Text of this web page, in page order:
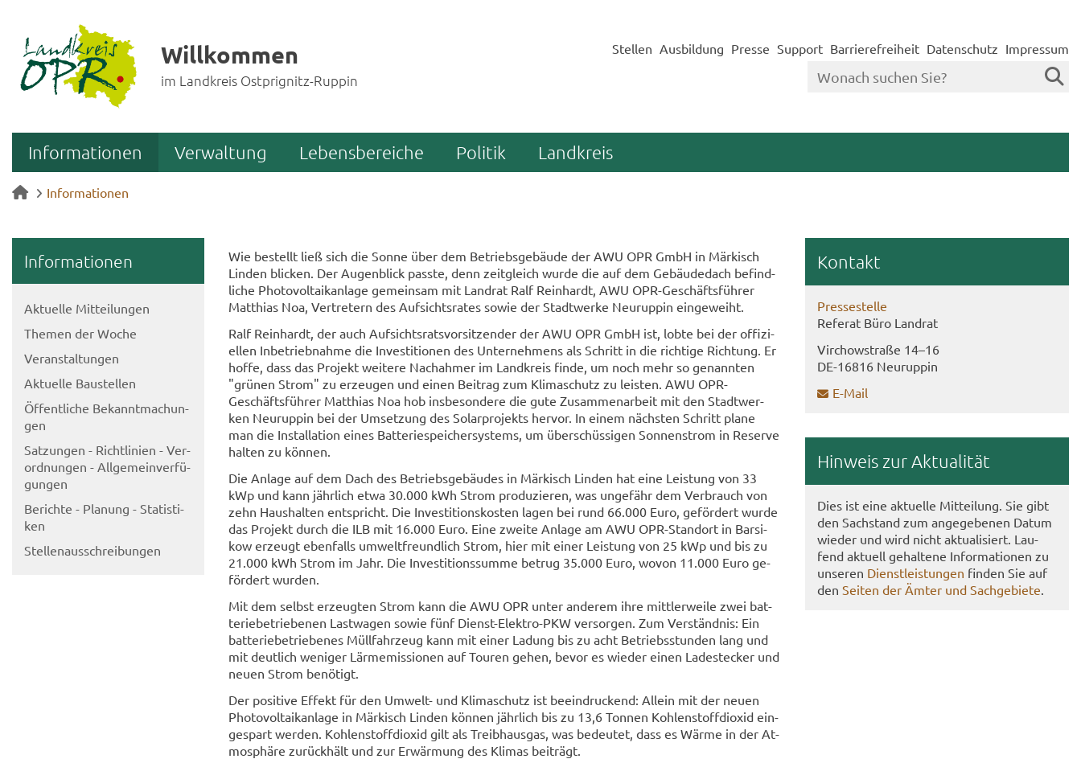
Willkommen
im Landkreis Ostprignitz-Ruppin
Stellen Ausbildung Presse Support Barrierefreiheit Datenschutz Impressum
Informationen Verwaltung Lebensbereiche Politik Landkreis
Informationen
In­for­ma­tio­nen
Ak­tu­el­le Mit­tei­lun­gen
The­men der Woche
Ver­an­stal­tun­gen
Ak­tu­el­le Bau­stel­len
Öf­fent­li­che Be­kannt­ma­chun­
gen
Sat­zun­gen - Richt­li­ni­en - Ver­
ord­nun­gen - All­ge­mein­ver­fü­
gun­gen
Be­rich­te - Pla­nung - Sta­tis­ti­
ken
Stel­len­aus­schrei­bun­gen
Wie be­stellt ließ sich die Sonne über dem Be­triebs­ge­bäu­de der AWU OPR GmbH in Mär­kisch
Lin­den bli­cken. Der Au­gen­blick pass­te, denn zeit­gleich wurde die auf dem Ge­bäu­de­dach be­find­
li­che Pho­to­vol­ta­ik­an­la­ge ge­mein­sam mit Land­rat Ralf Rein­hardt, AWU OPR-​Geschäftsführer
Mat­thi­as Noa, Ver­tre­tern des Auf­sichts­ra­tes sowie der Stadt­wer­ke Neu­rup­pin ein­ge­weiht.
Ralf Rein­hardt, der auch Auf­sichts­rats­vor­sit­zen­der der AWU OPR GmbH ist, lobte bei der of­fi­zi­
el­len In­be­trieb­nah­me die In­ves­ti­tio­nen des Un­ter­neh­mens als Schritt in die rich­ti­ge Rich­tung. Er
hoffe, dass das Pro­jekt wei­te­re Nach­ah­mer im Land­kreis finde, um noch mehr so ge­nann­ten
"grü­nen Strom" zu er­zeu­gen und einen Bei­trag zum Kli­ma­schutz zu leis­ten. AWU OPR-​
Geschäftsführer Mat­thi­as Noa hob ins­be­son­de­re die gute Zu­sam­men­ar­beit mit den Stadt­wer­
ken Neu­rup­pin bei der Um­set­zung des So­lar­pro­jekts her­vor. In einem nächs­ten Schritt plane
man die In­stal­la­ti­on eines Bat­te­rie­spei­cher­sys­tems, um über­schüs­si­gen Son­nen­strom in Re­ser­ve
hal­ten zu kön­nen.
Die An­la­ge auf dem Dach des Be­triebs­ge­bäu­des in Mär­kisch Lin­den hat eine Leis­tung von 33
kWp und kann jähr­lich etwa 30.000 kWh Strom pro­du­zie­ren, was un­ge­fähr dem Ver­brauch von
zehn Haus­hal­ten ent­spricht. Die In­ves­ti­ti­ons­kos­ten lagen bei rund 66.000 Euro, ge­för­dert wurde
das Pro­jekt durch die ILB mit 16.000 Euro. Eine zwei­te An­la­ge am AWU OPR-​Standort in Barsi­
kow er­zeugt eben­falls um­welt­freund­lich Strom, hier mit einer Leis­tung von 25 kWp und bis zu
21.000 kWh Strom im Jahr. Die In­ves­ti­ti­ons­sum­me be­trug 35.000 Euro, wovon 11.000 Euro ge­
för­dert wur­den.
Mit dem selbst er­zeug­ten Strom kann die AWU OPR unter an­de­rem ihre mitt­ler­wei­le zwei bat­
te­rie­be­trie­be­nen Last­wa­gen sowie fünf Dienst-​Elektro-PKW ver­sor­gen. Zum Ver­ständ­nis: Ein
bat­te­rie­be­trie­be­nes Müll­fahr­zeug kann mit einer La­dung bis zu acht Be­triebs­stun­den lang und
mit deut­lich we­ni­ger Lärm­emis­sio­nen auf Tou­ren gehen, bevor es wie­der einen La­de­ste­cker und
neuen Strom be­nö­tigt.
Der po­si­ti­ve Ef­fekt für den Umwelt-​ und Kli­ma­schutz ist be­ein­dru­ckend: Al­lein mit der neuen
Pho­to­vol­ta­ik­an­la­ge in Mär­kisch Lin­den kön­nen jähr­lich bis zu 13,6 Ton­nen Koh­len­stoff­di­oxid ein­
ge­spart wer­den. Koh­len­stoff­di­oxid gilt als Treib­haus­gas, was be­deu­tet, dass es Wärme in der At­
mo­sphä­re zu­rück­hält und zur Er­wär­mung des Kli­mas bei­trägt.
Kon­takt
Pres­se­stel­le
Re­fe­rat Büro Land­rat
Virch­ow­stra­ße 14–16
DE-​16816 Neu­rup­pin
E-​Mail
Hin­weis zur Ak­tua­li­tät
Dies ist eine ak­tu­el­le Mit­tei­lung. Sie gibt
den Sach­stand zum an­ge­ge­be­nen Datum
wie­der und wird nicht ak­tua­li­siert. Lau­
fend ak­tu­ell ge­hal­te­ne In­for­ma­tio­nen zu
un­se­ren Dienst­leis­tun­gen fin­den Sie auf
den Sei­ten der Ämter und Sach­ge­bie­te.